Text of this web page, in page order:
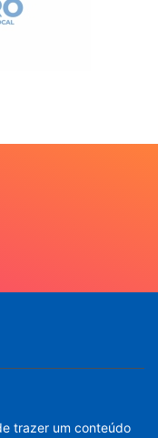
trazer um conteúdo